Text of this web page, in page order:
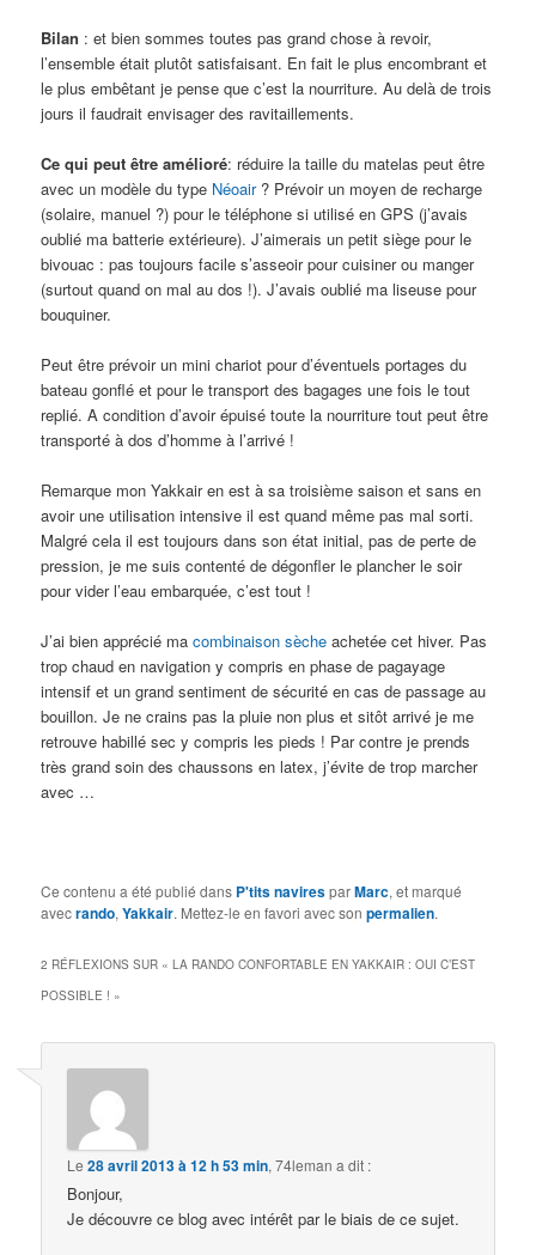
Bilan : et bien sommes toutes pas grand chose à revoir,
l’ensemble était plutôt satisfaisant. En fait le plus encombrant et
le plus embêtant je pense que c’est la nourriture. Au delà de trois
jours il faudrait envisager des ravitaillements.
Ce qui peut être amélioré: réduire la taille du matelas peut être
avec un modèle du type Néoair ? Prévoir un moyen de recharge
(solaire, manuel ?) pour le téléphone si utilisé en GPS (j’avais
oublié ma batterie extérieure). J’aimerais un petit siège pour le
bivouac : pas toujours facile s’asseoir pour cuisiner ou manger
(surtout quand on mal au dos !). J’avais oublié ma liseuse pour
bouquiner.
Peut être prévoir un mini chariot pour d’éventuels portages du
bateau gonflé et pour le transport des bagages une fois le tout
replié. A condition d’avoir épuisé toute la nourriture tout peut être
transporté à dos d’homme à l’arrivé !
Remarque mon Yakkair en est à sa troisième saison et sans en
avoir une utilisation intensive il est quand même pas mal sorti.
Malgré cela il est toujours dans son état initial, pas de perte de
pression, je me suis contenté de dégonfler le plancher le soir
pour vider l’eau embarquée, c’est tout !
J’ai bien apprécié macombinaison sècheachetée cet hiver. Pas
trop chaud en navigation y compris en phase de pagayage
intensif et un grand sentiment de sécurité en cas de passage au
bouillon. Je ne crains pas la pluie non plus et sitôt arrivé je me
retrouve habillé sec y compris les pieds ! Par contre je prends
très grand soin des chaussons en latex, j’évite de trop marcher
avec …
Ce contenu a été publié dans P'tits naviresparMarc, et marqué
avecrando,Yakkair. Mettez-le en favori avec sonpermalien.
2 RÉFLEXIONS SUR «LA RANDO CONFORTABLE EN YAKKAIR : OUI C’EST
POSSIBLE ! »
Le28 avril 2013 à 12 h 53 min,74leman a dit :
Bonjour,
Je découvre ce blog avec intérêt par le biais de ce sujet.